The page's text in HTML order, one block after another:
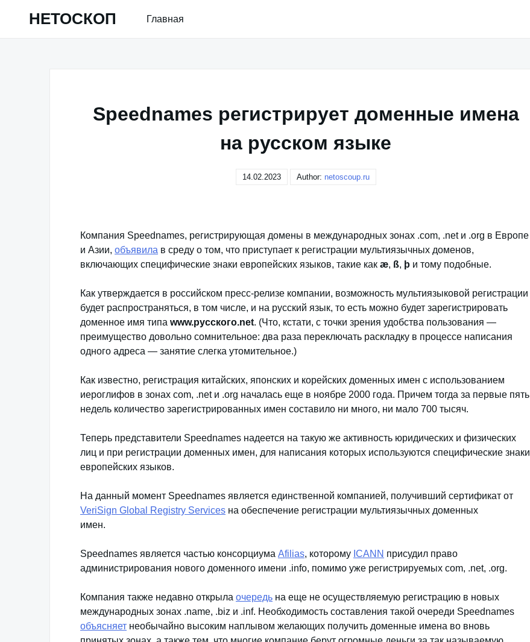
НЕТОСКОП Главная
Speednames регистрирует доменные имена
на русском языке
14.02.2023 Author: netoscoup.ru
Компания Speednames, регистрирующая домены в международных зонах .com, .net и .org в Европе
и Азии, объявила в среду о том, что приступает к регистрации мультиязычных доменов,
включающих специфические знаки европейских языков, такие как æ, ß, þ и тому подобные.
Как утверждается в российском пресс-релизе компании, возможность мультиязыковой регистрации
будет распространяться, в том числе, и на русский язык, то есть можно будет зарегистрировать
доменное имя типа www.русского.net. (Что, кстати, с точки зрения удобства пользования —
преимущество довольно сомнительное: два раза переключать раскладку в процессе написания
одного адреса — занятие слегка утомительное.)
Как известно, регистрация китайских, японских и корейских доменных имен с использованием
иероглифов в зонах com, .net и .org началась еще в ноябре 2000 года. Причем тогда за первые пять
недель количество зарегистрированных имен составило ни много, ни мало 700 тысяч.
Теперь представители Speednames надеется на такую же активность юридических и физических
лиц и при регистрации доменных имен, для написания которых используются специфические знаки
европейских языков.
На данный момент Speednames является единственной компанией, получивший сертификат от
VeriSign Global Registry Services на обеспечение регистрации мультиязычных доменных
имен.
Speednames является частью консорциума Afilias, которому ICANN присудил право
администрирования нового доменного имени .info, помимо уже регистрируемых com, .net, .org.
Компания также недавно открыла очередь на еще не осуществляемую регистрацию в новых
международных зонах .name, .biz и .inf. Необходимость составления такой очереди Speednames
объясняет необычайно высоким наплывом желающих получить доменные имена во вновь